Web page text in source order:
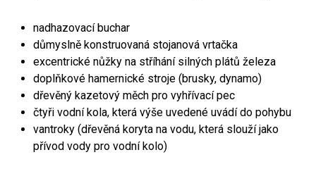
nadhazovací buchar
důmyslně konstruovaná stojanová vrtačka
excentrické nůžky na stříhání silných plátů železa
doplňkové hamernické stroje (brusky, dynamo)
dřevěný kazetový měch pro vyhřívací pec
čtyři vodní kola, která výše uvedené uvádí do pohybu
vantroky (dřevěná koryta na vodu, která slouží jako
přívod vody pro vodní kolo)